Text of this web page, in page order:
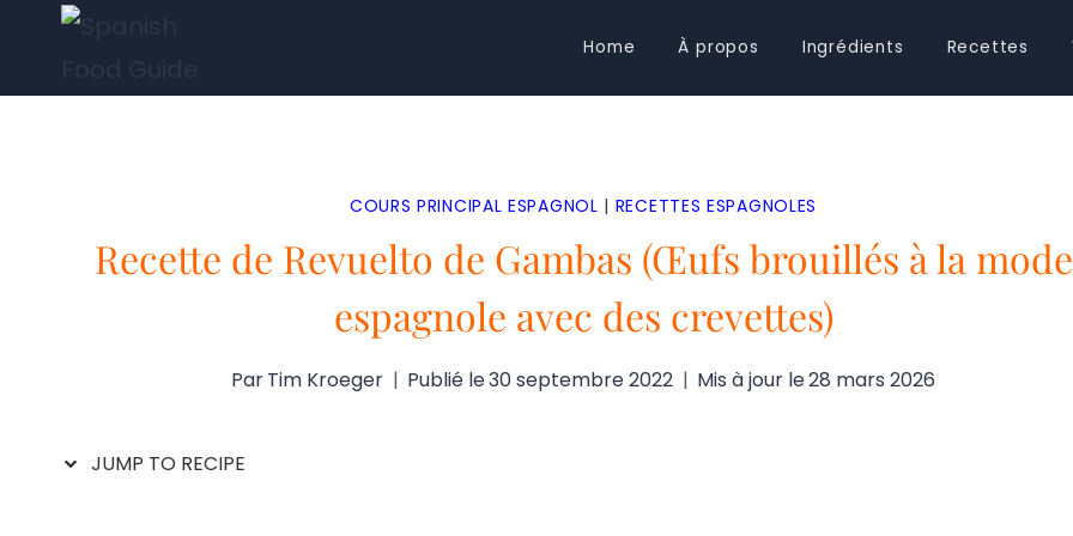
contenu
Home À propos Ingrédients Recettes
COURS PRINCIPAL ESPAGNOL | RECETTES ESPAGNOLES
Recette de Revuelto de Gambas (Œufs brouillés à la mode
espagnole avec des crevettes)
ParTim Kroeger Publié le30 septembre 2022 Mis à jour le28 mars 2026
JUMP TO RECIPE